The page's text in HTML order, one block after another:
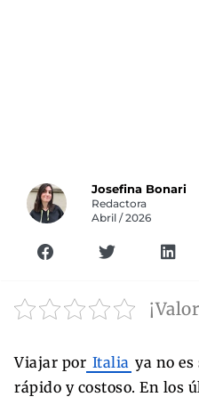
Josefina Bonari
Redactora
Abril / 2026
Viajar por Italia ya no
rápido y costoso. En los